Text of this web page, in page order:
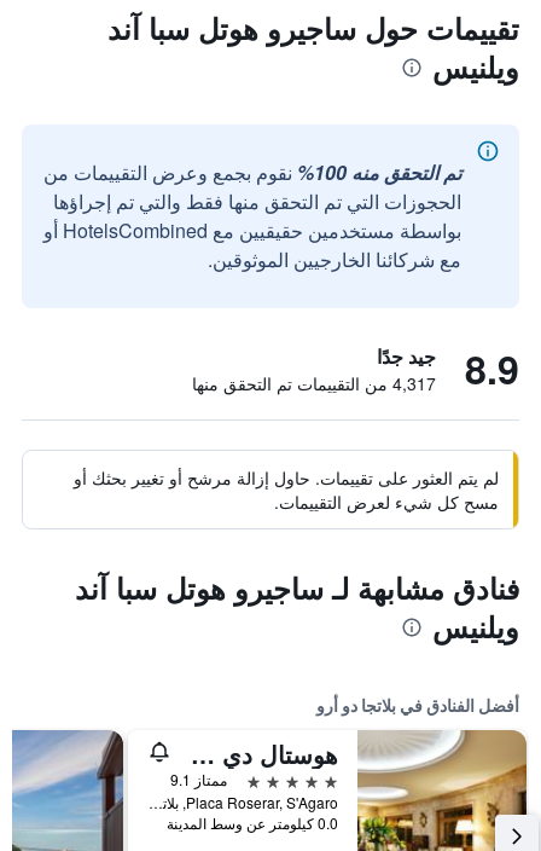
تقييمات حول ساجيرو هوتل سبا آند
ويلنيس
تم التحقق منه 100%
نقوم بجمع وعرض التقييمات من
الحجوزات التي تم التحقق منها فقط والتي تم إجراؤها
بواسطة مستخدمين حقيقيين مع HotelsCombined أو
مع شركائنا الخارجيين الموثوقين.
8.9 جيد جدًا
4,317 من التقييمات تم التحقق منها
لم يتم العثور على تقييمات. حاول إزالة مرشح أو تغيير بحثك أو
مسح كل شيء لعرض التقييمات.
فنادق مشابهة لـ ساجيرو هوتل سبا آند
ويلنيس
أفضل الفنادق في بلاتجا دو أرو
هوستال دي لا جافينا جي إل - ذا ليدينج هوتلز أوف ذا وورلد
5 نجوم
ممتاز 9.1
Placa Roserar, S'Agaro, بلاتجا دو أرو, كاتالونيا, أسبانيا
0.0 كيلومتر عن وسط المدينة